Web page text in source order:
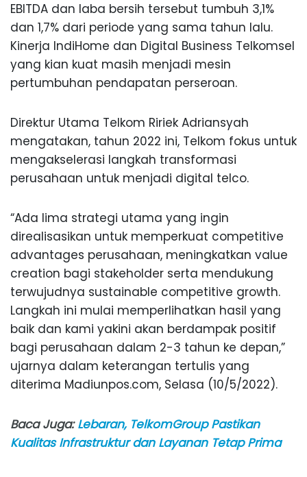
EBITDA dan laba bersih tersebut tumbuh 3,1%
dan 1,7% dari periode yang sama tahun lalu.
Kinerja IndiHome dan Digital Business Telkomsel
yang kian kuat masih menjadi mesin
pertumbuhan pendapatan perseroan.
Direktur Utama Telkom Ririek Adriansyah
mengatakan, tahun 2022 ini, Telkom fokus untuk
mengakselerasi langkah transformasi
perusahaan untuk menjadi digital telco.
“Ada lima strategi utama yang ingin
direalisasikan untuk memperkuat competitive
advantages perusahaan, meningkatkan value
creation bagi stakeholder serta mendukung
terwujudnya sustainable competitive growth.
Langkah ini mulai memperlihatkan hasil yang
baik dan kami yakini akan berdampak positif
bagi perusahaan dalam 2-3 tahun ke depan,”
ujarnya dalam keterangan tertulis yang
diterima Madiunpos.com, Selasa (10/5/2022).
Baca Juga:Lebaran, TelkomGroup Pastikan
Kualitas Infrastruktur dan Layanan Tetap Prima